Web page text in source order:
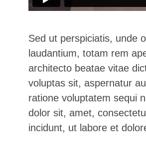
Sed ut perspiciatis, unde
laudantium, totam rem
architecto beatae vitae
voluptas sit, aspernatur
ratione voluptatem sequi
dolor sit, amet,
incidunt, ut labore et